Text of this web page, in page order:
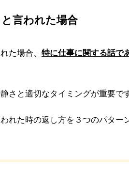
言われた場合
た場合、 特に仕事に関する話で
さと適切なタイミングが重要です
れた時の返し方を３つのパター